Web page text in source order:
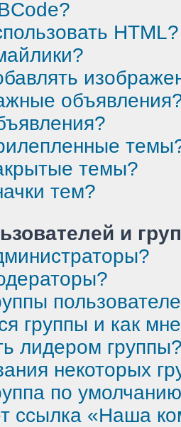
HTML?
темы?
тем?
и
группы и как
лидером
некоторых
по
ссылка «Наша